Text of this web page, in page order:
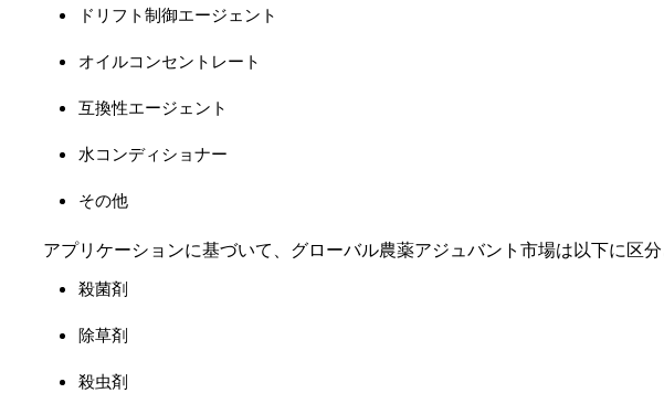
ドリフト制御エージェント
オイルコンセントレート
互換性エージェント
水コンディショナー
その他
アプリケーションに基づいて、グローバル農薬アジュバント市場は以下に区分
殺菌剤
除草剤
殺虫剤